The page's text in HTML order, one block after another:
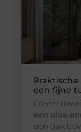
een fijne
Creëer uw
een
een dak